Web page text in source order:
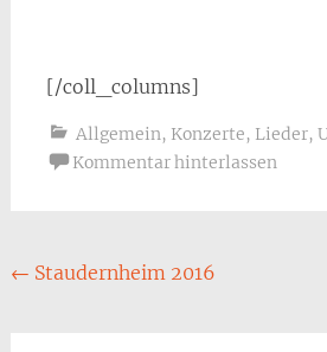
[/coll_columns]
Allgemein, Konzerte, Lieder,
Kommentar hinterlassen
Beitragsnavigation
← Staudernheim 2016